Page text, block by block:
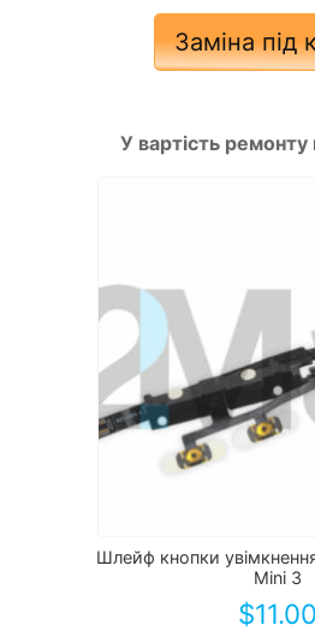
Заміна під
У вартість
Шлейф кнопки
Mini 3
$11.00